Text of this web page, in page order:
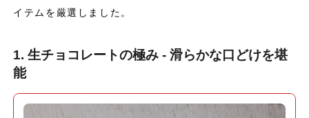
イテムを厳選しました。
1. 生チョコレートの極み - 滑らかな口どけを堪
能